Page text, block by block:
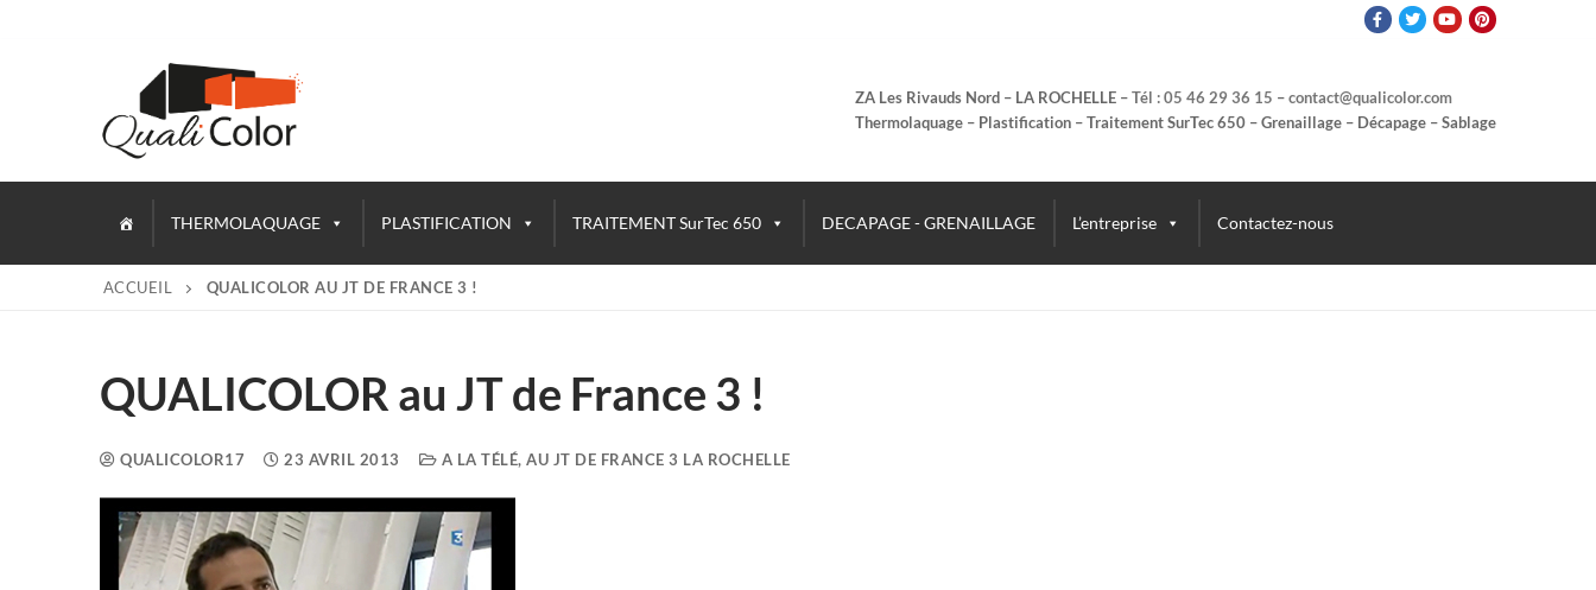
ZA Les Rivauds Nord – LA ROCHELLE –Tél : 05 46 29 36 15 –contact@qualicolor.com
Thermolaquage – Plastification – Traitement SurTec 650 – Grenaillage – Décapage – Sablage
THERMOLAQUAGE PLASTIFICATION TRAITEMENT SurTec 650 DECAPAGE - GRENAILLAGE L’entreprise Contactez-nous
ACCUEIL QUALICOLOR AU JT DE FRANCE 3 !
QUALICOLOR au JT de France 3 !
QUALICOLOR17 23 AVRIL 2013 A LA TÉLÉ, AU JT DE FRANCE 3 LA ROCHELLE